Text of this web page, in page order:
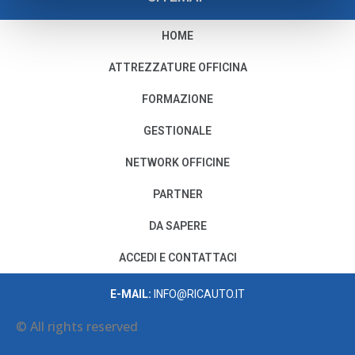
HOME
ATTREZZATURE OFFICINA
FORMAZIONE
GESTIONALE
NETWORK OFFICINE
PARTNER
DA SAPERE
ACCEDI E CONTATTACI
PRIVACY E COOKIE POLICY
Cookie Policy
Il nostro Codice Etico
PER MODIFICHE O CANCELLAZIONI
PRIVACY@AUTODISITALIA.IT
CONTATTACI
E-MAIL: INFO@RICAUTO.IT
© All rights reserved